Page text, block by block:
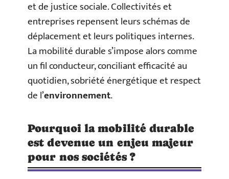
et de justice sociale. Collectivités et
entreprises repensent leurs schémas de
déplacement et leurs politiques internes.
La mobilité durable s’impose alors comme
un fil conducteur, conciliant efficacité au
quotidien, sobriété énergétique et respect
de l’environnement.
Pourquoi la mobilité durable
est devenue un enjeu majeur
pour nos sociétés ?